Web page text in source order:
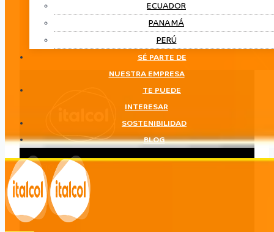
ECUADOR
PANAMÁ
PERÚ
SÉ PARTE DE
NUESTRA EMPRESA
TE PUEDE
INTERESAR
SOSTENIBILIDAD
BLOG
Equinos
LÍNEA